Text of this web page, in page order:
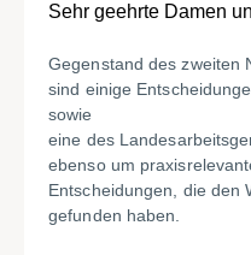
Sehr geehrte Damen
Gegenstand des zweiten
sind einige
sowie
eine des
ebenso um
Entscheidungen, die den
gefunden haben.